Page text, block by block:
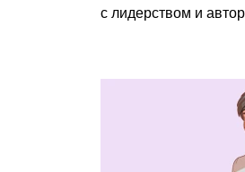
с лидерством и